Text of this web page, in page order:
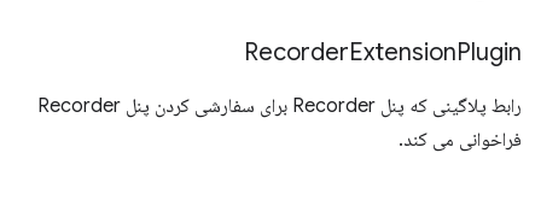
RecorderExtensionPlugin
رابط پلاگینی که پنل Recorder برای سفارشی کردن پنل Recorder
فراخوانی می کند.